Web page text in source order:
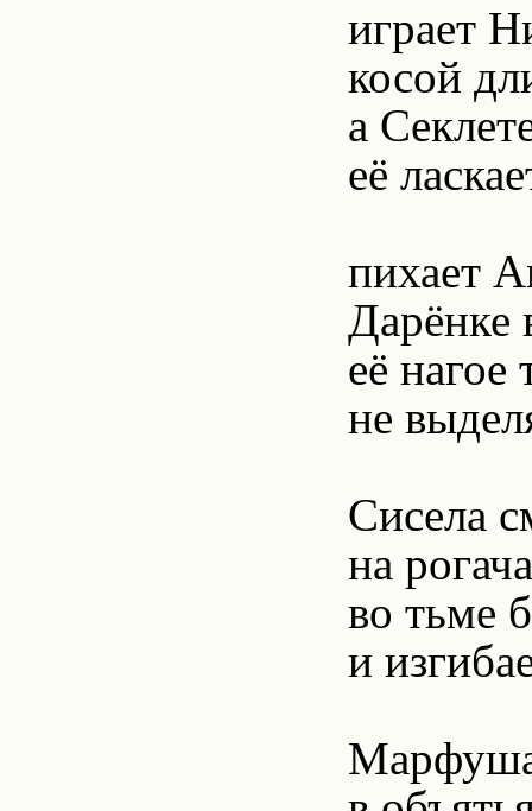
играет
косой
а
её
пихает
Дарёнке
её нагое
не
Сисела
на
во тьме
и